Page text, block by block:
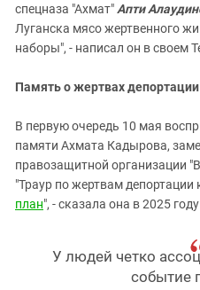
спецназа "Ахмат" Апти
Луганска мясо жертвенного
наборы", - написал он в своем
Память о жертвах
В первую очередь 10 мая
памяти Ахмата Кадырова,
правозащитной организации
"Траур по жертвам депортации
план", - сказала она в 2025
У людей четко
событие